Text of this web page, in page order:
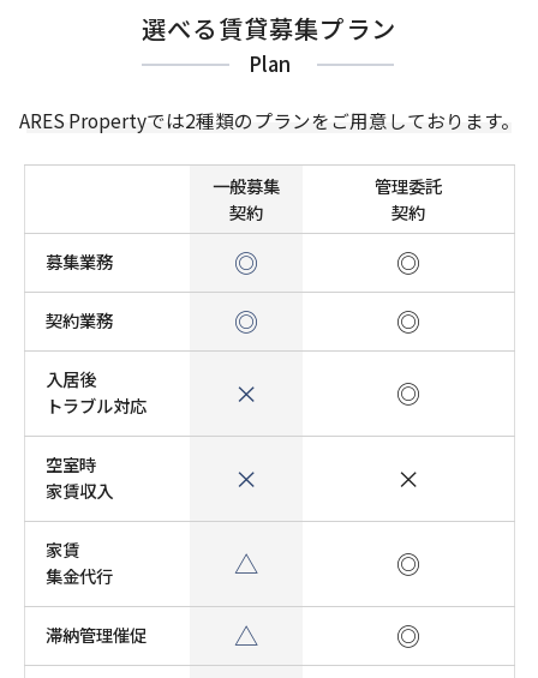
選べる賃貸募集プラン
Plan
ARES Propertyでは2種類のプランをご用意しております。
一般募集
契約
管理委託
契約
募集業務
◎ ◎
契約業務 ◎ ◎
入居後
トラブル対応
× ◎
空室時
家賃収入
× ×
家賃
集金代行
△ ◎
滞納管理催促 △
◎